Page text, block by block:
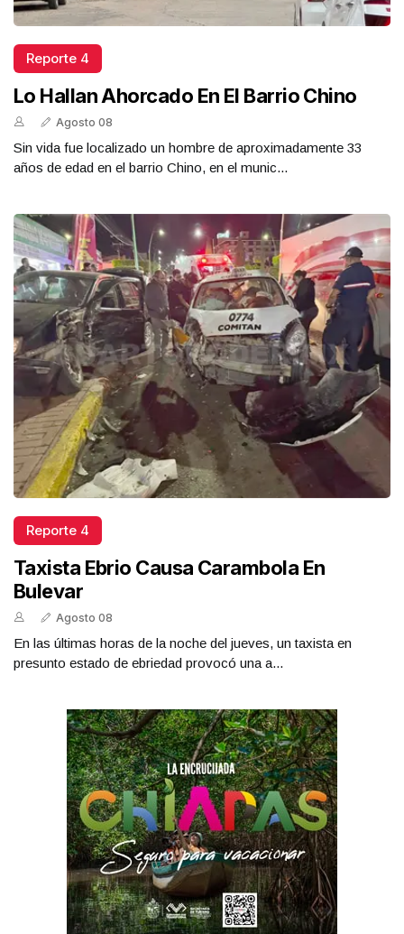
Reporte 4
Lo Hallan Ahorcado En El Barrio Chino
Agosto 08
Sin vida fue localizado un hombre de aproximadamente 33
años de edad en el barrio Chino, en el munic...
Reporte 4
Taxista Ebrio Causa Carambola En
Bulevar
Agosto 08
En las últimas horas de la noche del jueves, un taxista en
presunto estado de ebriedad provocó una a...